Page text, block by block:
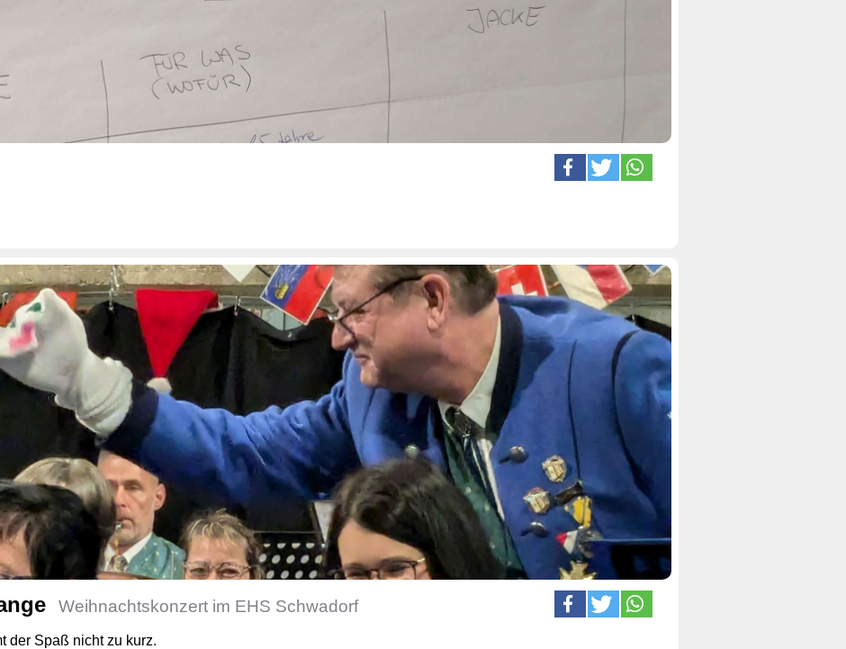
Weihnachtskonzert im EHS Schwadorf
der Spaß nicht zu kurz.